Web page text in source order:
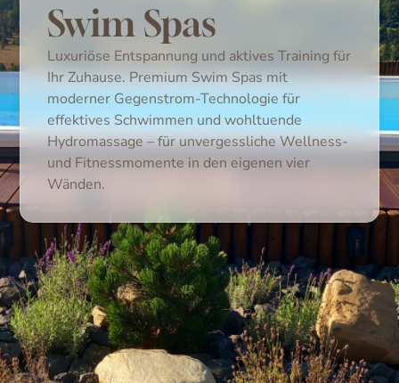
Swim Spas
Luxuriöse Entspannung und aktives Training für
Ihr Zuhause. Premium Swim Spas mit
moderner Gegenstrom-Technologie für
effektives Schwimmen und wohltuende
Hydromassage – für unvergessliche Wellness-
und Fitnessmomente in den eigenen vier
Wänden.